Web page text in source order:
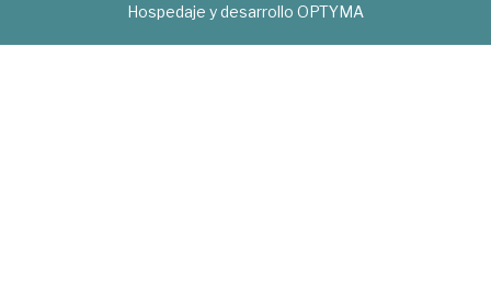
Hospedaje y desarrollo OPTYMA